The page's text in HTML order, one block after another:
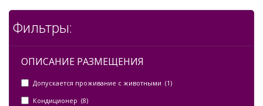
Фильтры:
ОПИСАНИЕ РАЗМЕЩЕНИЯ
Допускается проживание с животными (1)
Кондиционер (8)